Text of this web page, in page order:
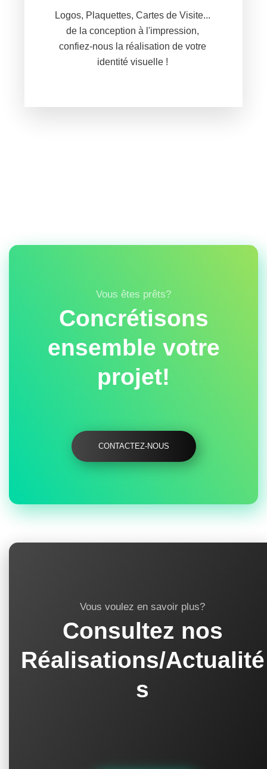
Logos, Plaquettes, Cartes de Visite...
de la conception à l'impression,
confiez-nous la réalisation de votre
identité visuelle !
Vous voulez en savoir plus?
Consultez nos
Réalisations/Actualité
s
Vous êtes prêts?
Concrétisons
ensemble votre
projet!
CONTACTEZ-NOUS